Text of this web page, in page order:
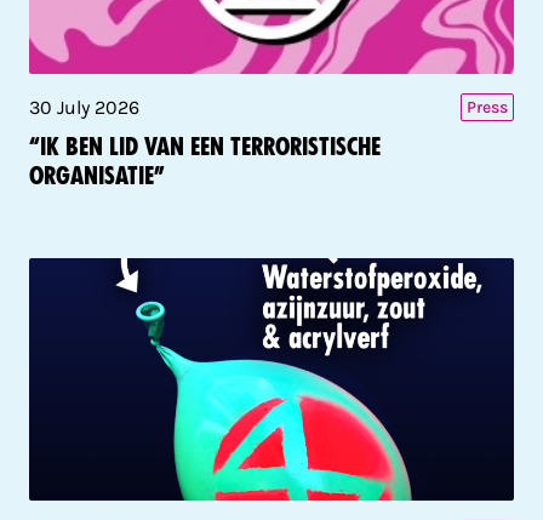
30 July 2026 Press
“Ik ben lid van een terroristische
organisatie”